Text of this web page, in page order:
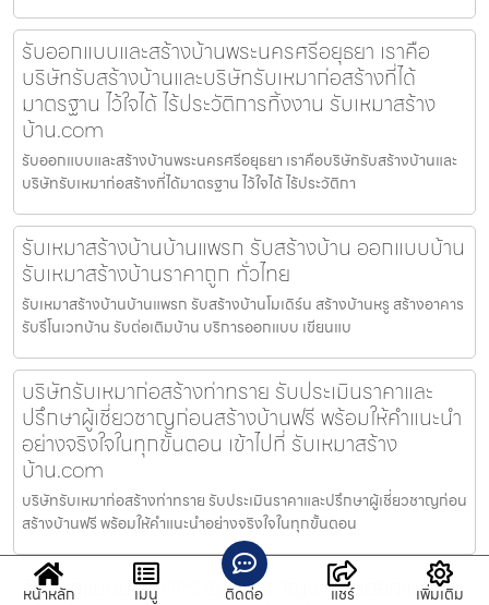
รับออกแบบและสร้างบ้านพระนครศรีอยุธยา เราคือ
บริษัทรับสร้างบ้านและบริษัทรับเหมาก่อสร้างที่ได้
มาตรฐาน ไว้ใจได้ ไร้ประวัติการทิ้งงาน รับเหมาสร้าง
บ้าน.com
รับออกแบบและสร้างบ้านพระนครศรีอยุธยา เราคือบริษัทรับสร้างบ้านและ
บริษัทรับเหมาก่อสร้างที่ได้มาตรฐาน ไว้ใจได้ ไร้ประวัติกา
รับเหมาสร้างบ้านบ้านแพรก รับสร้างบ้าน ออกแบบบ้าน
รับเหมาสร้างบ้านราคาถูก ทั่วไทย
รับเหมาสร้างบ้านบ้านแพรก รับสร้างบ้านโมเดิร์น สร้างบ้านหรู สร้างอาคาร
รับรีโนเวทบ้าน รับต่อเติมบ้าน บริการออกแบบ เขียนแบ
บริษัทรับเหมาก่อสร้างท่าทราย รับประเมินราคาและ
ปรึกษาผู้เชี่ยวชาญก่อนสร้างบ้านฟรี พร้อมให้คำแนะนำ
อย่างจริงใจในทุกขั้นตอน เข้าไปที่ รับเหมาสร้าง
บ้าน.com
บริษัทรับเหมาก่อสร้างท่าทราย รับประเมินราคาและปรึกษาผู้เชี่ยวชาญก่อน
สร้างบ้านฟรี พร้อมให้คำแนะนำอย่างจริงใจในทุกขั้นตอน
รับออกแบบบ้านท่าทราย เชี่ยวชาญงานรับออกแบบและ
หน้าหลัก เมนู ติดต่อ แชร์ เพิ่มเติม